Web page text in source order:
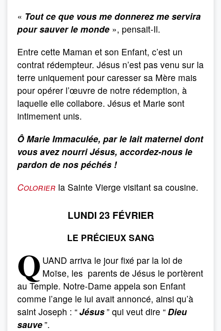
« Tout ce que vous me donnerez me servira
pour sauver le monde », pensait-Il.
Entre cette Maman et son Enfant, c’est un
contrat rédempteur. Jésus n’est pas venu sur la
terre uniquement pour caresser sa Mère mais
pour opérer l’œuvre de notre rédemption, à
laquelle elle collabore. Jésus et Marie sont
intimement unis.
Ô Marie Immaculée, par le lait maternel dont
vous avez nourri Jésus, accordez-nous le
pardon de nos péchés !
Colorier la Sainte Vierge visitant sa cousine.
LUNDI 23 FÉVRIER
LE PRÉCIEUX SANG
Q UAND arriva le jour fixé par la loi de
Moïse, les parents de Jésus le portèrent
au Temple. Notre-Dame appela son Enfant
comme l’ange le lui avait annoncé, ainsi qu’à
saint Joseph : “Jésus” qui veut dire “ Dieu
sauve”.